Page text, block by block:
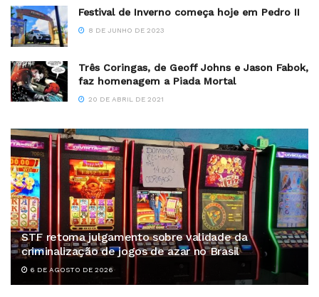
Festival de Inverno começa hoje em Pedro II
8 DE JUNHO DE 2023
Três Coringas, de Geoff Johns e Jason Fabok,
faz homenagem a Piada Mortal
20 DE ABRIL DE 2021
STF retoma julgamento sobre validade da
criminalização de jogos de azar no Brasil
6 DE AGOSTO DE 2026